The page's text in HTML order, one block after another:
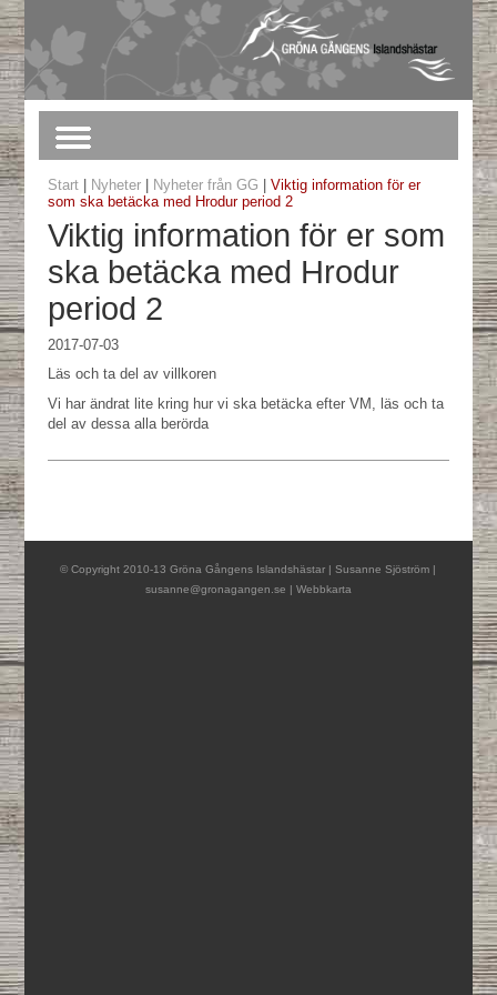
Start| Nyheter| Nyheter från GG
Viktig information för er
som ska betäcka med Hrodur period 2
Viktig information för er som
ska betäcka med Hrodur
period 2
2017-07-03
Läs och ta del av villkoren
Vi har ändrat lite kring hur vi ska betäcka efter VM, läs och ta
del av dessa alla berörda
© Copyright 2010-13 Gröna Gångens Islandshästar | Susanne Sjöström |
susanne@gronagangen.se | Webbkarta